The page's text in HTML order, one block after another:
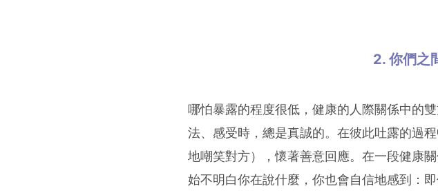
2. 你們之
哪怕暴露的程度很低，健康的人際關係中的
法、感受時，總是真誠的。在彼此吐露的過
地嘲笑對方），懷著善意回應。在一段健康
始不明白你在說什麼，你也會自信地感到：